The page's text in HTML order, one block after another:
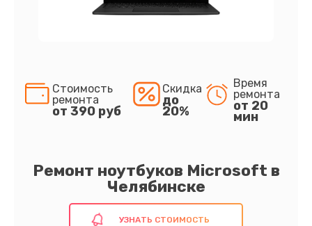
Ремонт ноутбуков Microsoft в
Челябинске
Стоимость
ремонта
от 390 руб
Скидка
до
20%
Время
ремонта
от 20
мин
УЗНАТЬ СТОИМОСТЬ